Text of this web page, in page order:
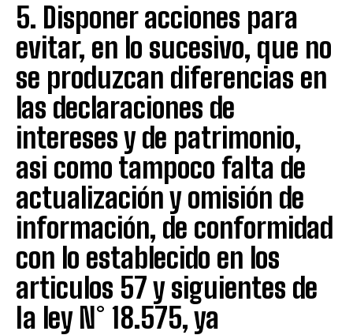
5. Disponer acciones para
evitar, en lo sucesivo, que no
se produzcan diferencias en
las declaraciones de
intereses y de patrimonio,
asi como tampoco falta de
actualización y omisión de
información, de conformidad
con lo establecido en los
articulos 57 y siguientes de
Ia ley N° 18.575, ya